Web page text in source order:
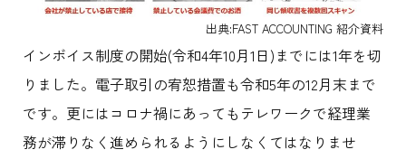
出典:FAST ACCOUNTING 紹介資料
インボイス制度の開始(令和4年10月1日)までには1年を切
りました。電子取引の宥恕措置も令和5年の12月末まで
です。更にはコロナ禍にあってもテレワークで経理業
務が滞りなく進められるようにしなくてはなりませ